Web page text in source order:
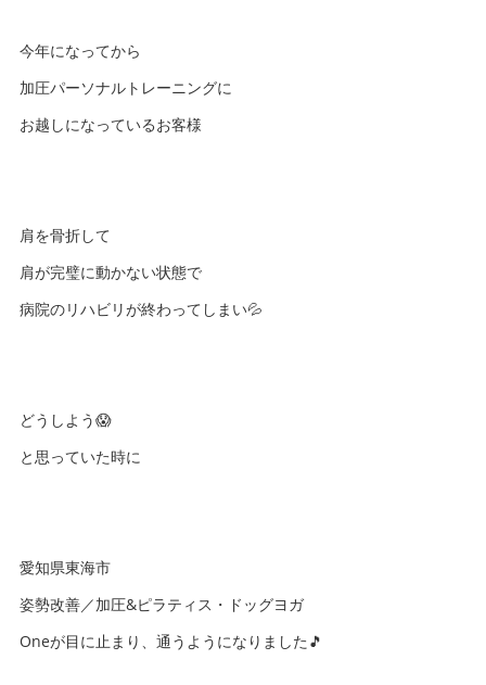
今年になってから
加圧パーソナルトレーニングに
お越しになっているお客様
肩を骨折して
肩が完璧に動かない状態で
病院のリハビリが終わってしまい💦
どうしよう😱
と思っていた時に
愛知県東海市
姿勢改善／加圧&ピラティス・ドッグヨガ
Oneが目に止まり、通うようになりました🎵